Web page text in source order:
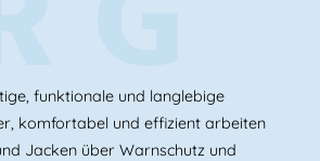
funktionale und langlebige
komfortabel und effizient arbeiten
Jacken über Warnschutz und